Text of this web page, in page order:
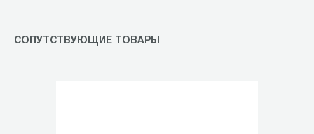
СОПУТСТВУЮЩИЕ ТОВАРЫ